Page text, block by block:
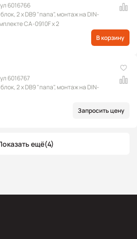
6016766
2 x DB9 "папа", монтаж на DIN-
CA-0910F x 2
В корзину
6016767
2 x DB9 "папа", монтаж на DIN-
Запросить цену
ещё(4)